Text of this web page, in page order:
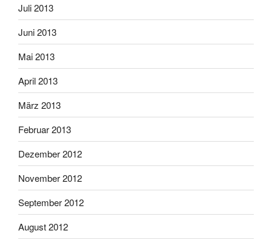
Juli 2013
Juni 2013
Mai 2013
April 2013
März 2013
Februar 2013
Dezember 2012
November 2012
September 2012
August 2012